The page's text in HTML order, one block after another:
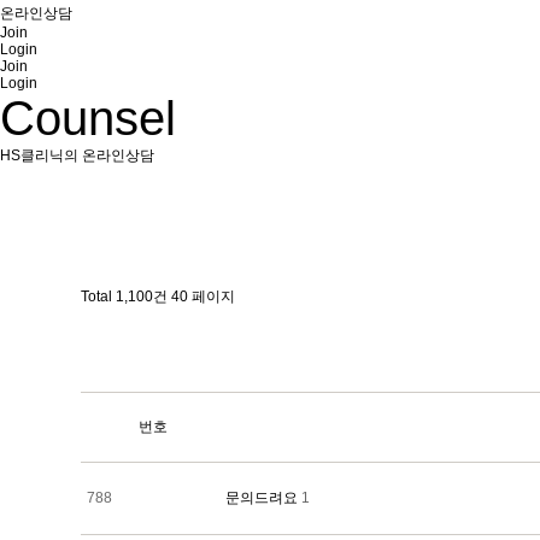
온라인상담
Join
Login
Join
Login
Counsel
HS클리닉의 온라인상담
Total 1,100건 40 페이지
번호
788 문의드려요 1